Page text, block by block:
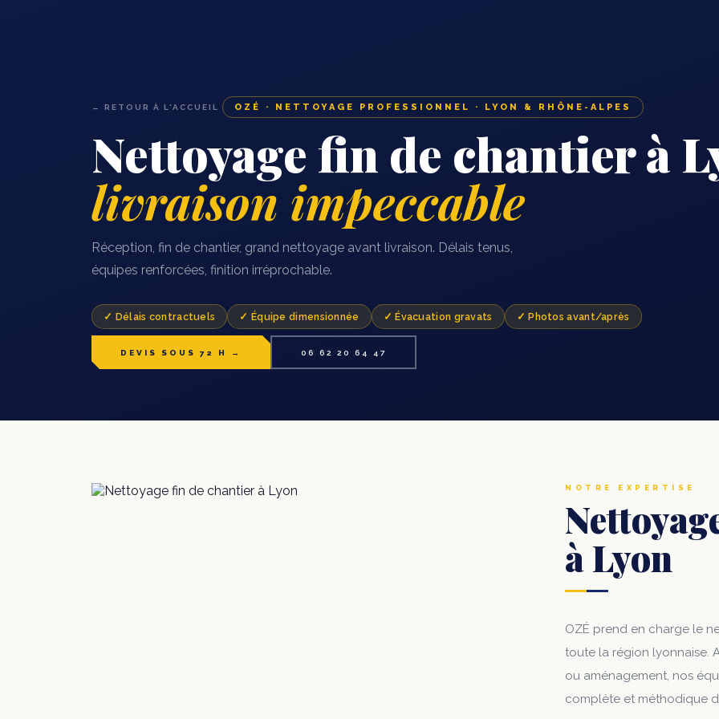
← RETOUR À L'ACCUEIL OZÉ · NETTOYAGE PROFESSIONNEL · LYON & RHÔNE-ALPES
Nettoyage fin de chantier à
livraison impeccable
Réception, fin de chantier, grand nettoyage avant livraison. Délais tenus,
équipes renforcées, finition irréprochable.
✓ Délais contractuels ✓ Équipe dimensionnée ✓ Évacuation gravats ✓ Photos avant/après
DEVIS SOUS 72 H → 06 62 20 64 47
NOTRE EXPERTISE
à Lyon
OZÉ prend en charge le
toute la région lyonnaise.
ou aménagement, nos
complète et méthodique